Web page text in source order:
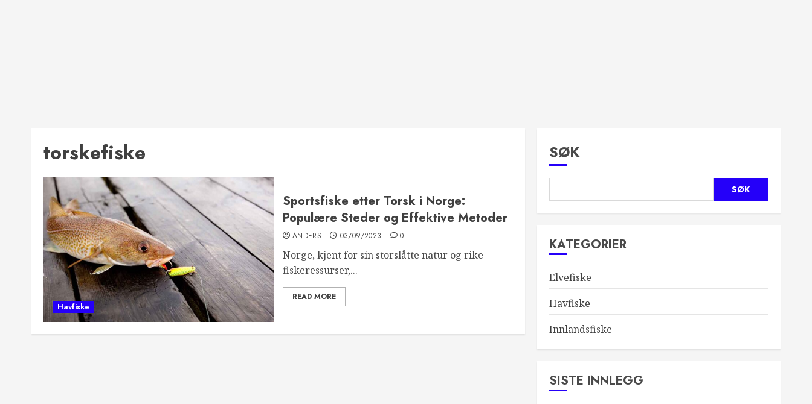
torskefiske
Havfiske
Sportsfiske etter Torsk i Norge:
Populære Steder og Effektive Metoder
ANDERS 03/09/2023 0
Norge, kjent for sin storslåtte natur og rike
fiskeressurser,...
READ MORE
SØK
SØK
KATEGORIER
Elvefiske
Havfiske
Innlandsfiske
SISTE INNLEGG